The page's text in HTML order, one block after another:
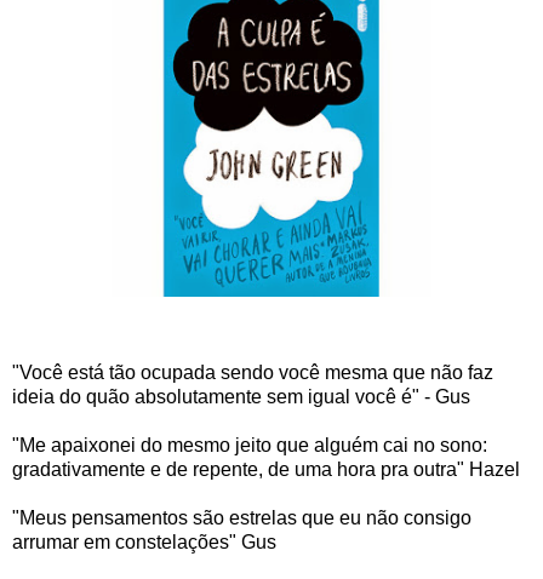
"Você está tão ocupada sendo você mesma que não faz
ideia do quão absolutamente sem igual você é" - Gus
"Me apaixonei do mesmo jeito que alguém cai no sono:
gradativamente e de repente, de uma hora pra outra" Hazel
"Meus pensamentos são estrelas que eu não consigo
arrumar em constelações" Gus